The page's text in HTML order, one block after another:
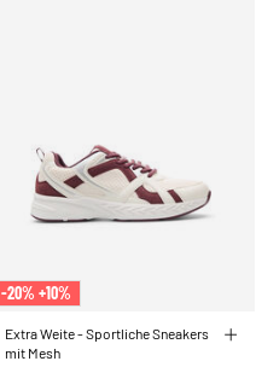
-20% +10%
Extra Weite - Sportliche Sneakers
mit Mesh